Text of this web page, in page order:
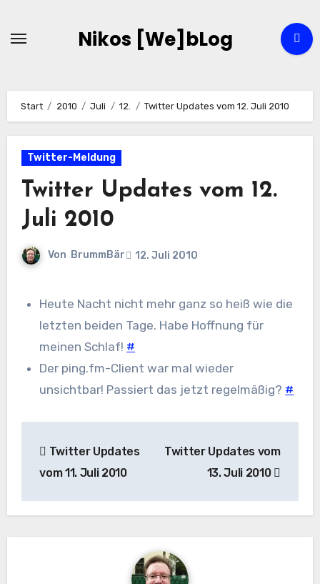
Nikos [We]bLog
Start 2010 Juli 12. Twitter Updates vom 12. Juli 2010
Twitter-Meldung
Twitter Updates vom 12.
Juli 2010
Von BrummBär 12. Juli 2010
Heute Nacht nicht mehr ganz so heiß wie die
letzten beiden Tage. Habe Hoffnung für
meinen Schlaf! #
Der ping.fm-Client war mal wieder
unsichtbar! Passiert das jetzt regelmäßig? #
Twitter Updates
vom 11. Juli 2010
Twitter Updates vom
13. Juli 2010